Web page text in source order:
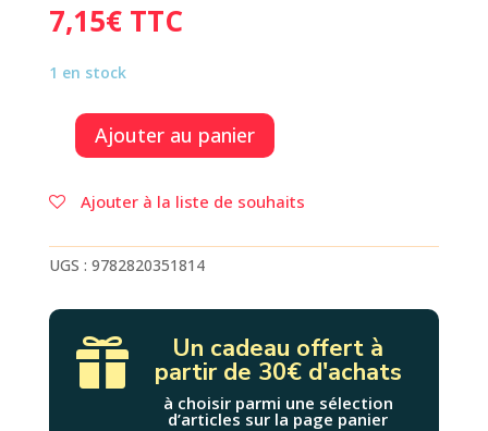
7,15€ TTC
1 en stock
quantité
KAIJU
N°8
Ajouter au panier
Ajouter à la liste de souhaits
UGS : 9782820351814
 Un cadeau offert à
partir de 30€ d'achats
à choisir parmi une sélection
d’articles sur la page panier